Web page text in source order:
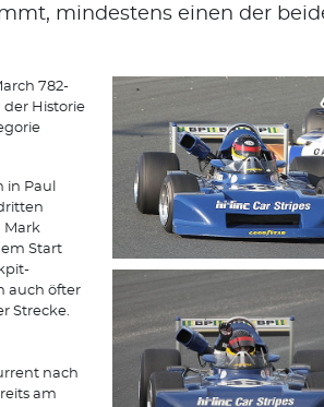
mindestens einen der
782-
der Historie
in Paul
Mark
Start
auch öfter
Strecke.
nach
am